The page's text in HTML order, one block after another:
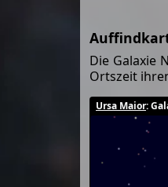
Die Galaxie
Ortszeit
Ursa Maior: